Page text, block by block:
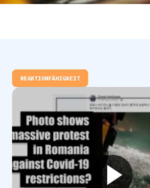
REAKTIONFÄHIGKEIT